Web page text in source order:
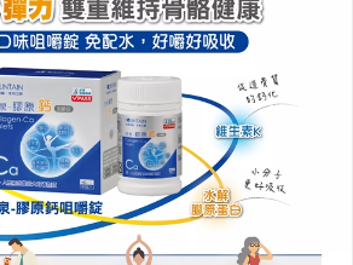
消欲退款等相關疑問，請聯繫「AFTEE先享後付
support/home
限公司提供之「AFTEE先享後付」服務完成之交
內提供個人資料，並將交易相關給付款項請求債
公司。
，請瀏覽以下網址：
徵得法定代理人或監護人之同意方可使用
經同意申辦者引起之損失，本公司不負相關責